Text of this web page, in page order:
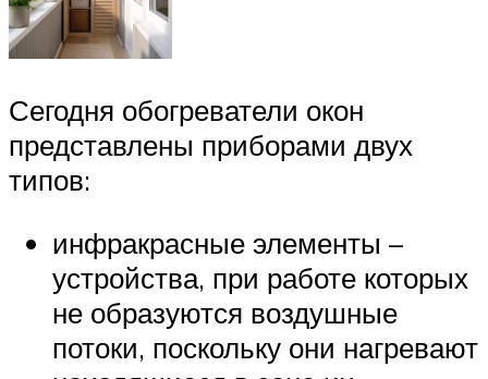
Сегодня обогреватели окон
представлены приборами двух
типов:
инфракрасные элементы –
устройства, при работе которых
не образуются воздушные
потоки, поскольку они нагревают